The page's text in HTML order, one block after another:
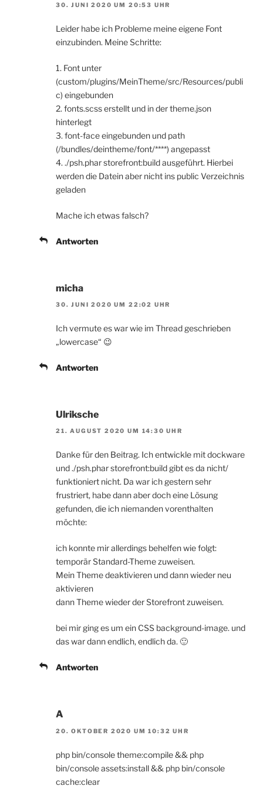
30. JUNI 2020 UM 20:53 UHR
Leider habe ich Probleme meine eigene Font
einzubinden. Meine Schritte:
1. Font unter
(custom/plugins/MeinTheme/src/Resources/publi
c) eingebunden
2. fonts.scss erstellt und in der theme.json
hinterlegt
3. font-face eingebunden und path
(/bundles/deintheme/font/****) angepasst
4. ./psh.phar storefront:build ausgeführt. Hierbei
werden die Datein aber nicht ins public Verzeichnis
geladen
Mache ich etwas falsch?
Antworten
micha
30. JUNI 2020 UM 22:02 UHR
Ich vermute es war wie im Thread geschrieben
„lowercase“ 😉
Antworten
Ulriksche
21. AUGUST 2020 UM 14:30 UHR
Danke für den Beitrag. Ich entwickle mit dockware
und ./psh.phar storefront:build gibt es da nicht/
funktioniert nicht. Da war ich gestern sehr
frustriert, habe dann aber doch eine Lösung
gefunden, die ich niemanden vorenthalten
möchte:
ich konnte mir allerdings behelfen wie folgt:
temporär Standard-Theme zuweisen.
Mein Theme deaktivieren und dann wieder neu
aktivieren
dann Theme wieder der Storefront zuweisen.
bei mir ging es um ein CSS background-image. und
das war dann endlich, endlich da. 🙂
Antworten
A
20. OKTOBER 2020 UM 10:32 UHR
php bin/console theme:compile && php
bin/console assets:install && php bin/console
cache:clear